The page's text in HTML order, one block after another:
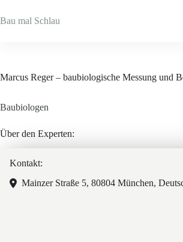
Inhalt
springen
Bau mal Schlau
Marcus Reger – baubiologische Messung und
Baubiologen
Über den Experten:
Kontakt:
Mainzer Straße 5, 80804 München,